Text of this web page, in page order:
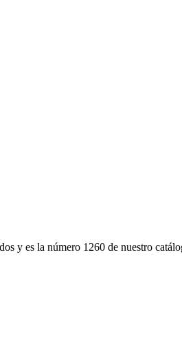
y es la número 1260 de nuestro